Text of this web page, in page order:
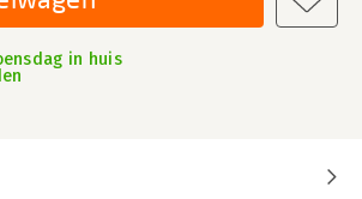
in huis